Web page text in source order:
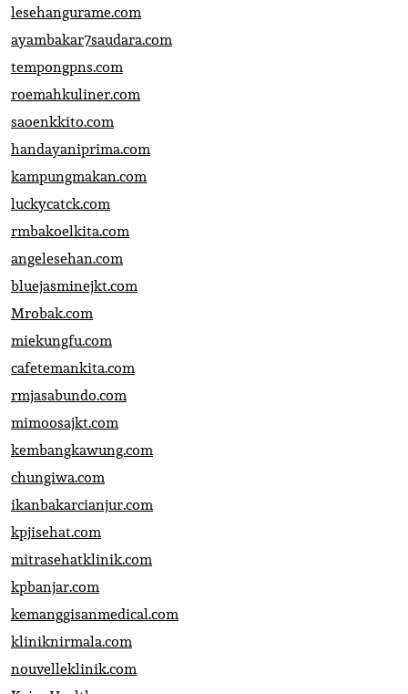
lesehangurame.com
ayambakar7saudara.com
tempongpns.com
roemahkuliner.com
saoenkkito.com
handayaniprima.com
kampungmakan.com
luckycatck.com
rmbakoelkita.com
angelesehan.com
bluejasminejkt.com
Mrobak.com
miekungfu.com
cafetemankita.com
rmjasabundo.com
mimoosajkt.com
kembangkawung.com
chungiwa.com
ikanbakarcianjur.com
kpjisehat.com
mitrasehatklinik.com
kpbanjar.com
kemanggisanmedical.com
kliniknirmala.com
nouvelleklinik.com